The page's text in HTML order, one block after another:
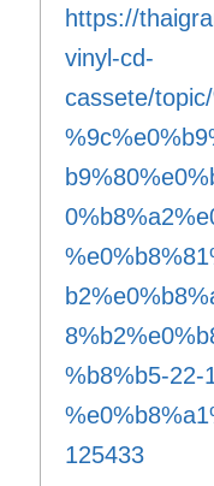
https://
vinyl-cd-
cassete/
%b8%b5-22-
125433